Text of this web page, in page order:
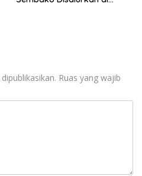
Ruas yang wajib